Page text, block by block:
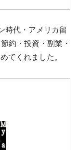
時代・アメリカ留
約・投資・副業・
てくれました。